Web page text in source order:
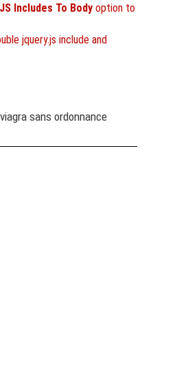
Includes To Body option to
jquery.js include and
sans ordonnance